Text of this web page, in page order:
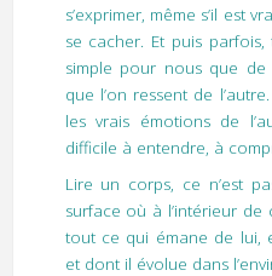
s’exprimer, même s’il est
se cacher. Et puis
simple pour nous que
que l’on ressent de
les vrais émotions de
difficile à entendre, à
Lire un corps, ce n’est
surface où à l’intérieur de
tout ce qui émane de lui,
et dont il évolue dans